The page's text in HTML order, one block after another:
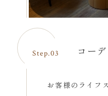
Step.03 コー
お客様のライフ